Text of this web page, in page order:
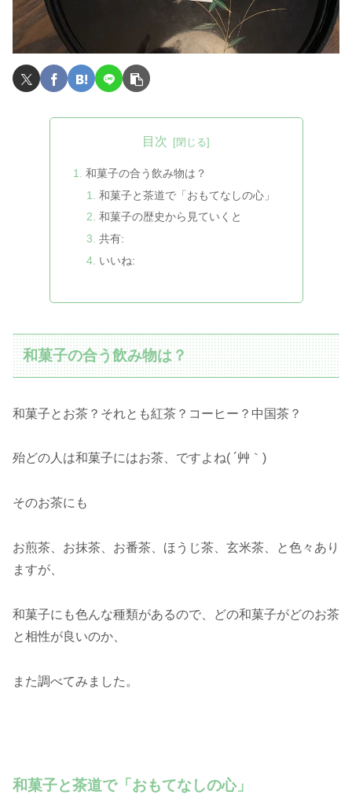
目次
和菓子の合う飲み物は？
和菓子と茶道で「おもてなしの心」
和菓子の歴史から見ていくと
共有:
いいね:
和菓子の合う飲み物は？
和菓子とお茶？それとも紅茶？コーヒー？中国茶？
殆どの人は和菓子にはお茶、ですよね( ´艸｀)
そのお茶にも
お煎茶、お抹茶、お番茶、ほうじ茶、玄米茶、と色々あり
ますが、
和菓子にも色んな種類があるので、どの和菓子がどのお茶
と相性が良いのか、
また調べてみました。
和菓子と茶道で「おもてなしの心」